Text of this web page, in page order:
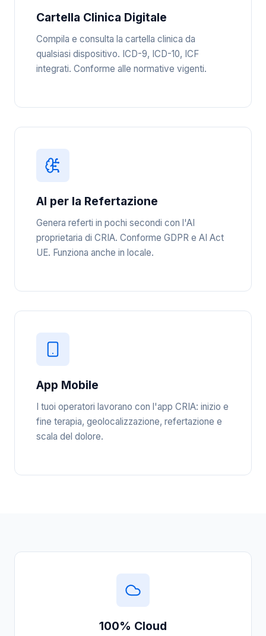
Cartella Clinica Digitale
Compila e consulta la cartella clinica da
qualsiasi dispositivo. ICD-9, ICD-10, ICF
integrati. Conforme alle normative vigenti.
AI per la Refertazione
Genera referti in pochi secondi con l'AI
proprietaria di CRIA. Conforme GDPR e AI Act
UE. Funziona anche in locale.
App Mobile
I tuoi operatori lavorano con l'app CRIA: inizio e
fine terapia, geolocalizzazione, refertazione e
scala del dolore.
100% Cloud